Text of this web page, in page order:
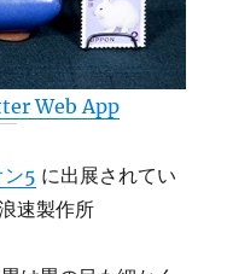
Web App
ン5 に出展されてい
速製作所